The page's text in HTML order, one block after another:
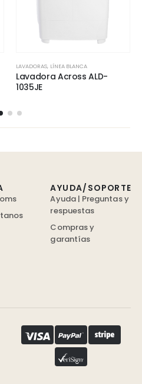
LAVADORAS, LÍNEA BLANCA
Lavadora Across ALD-
1035JE
AYUDA/SOPORTE
Ayuda | Preguntas y
respuestas
Compras y
garantías